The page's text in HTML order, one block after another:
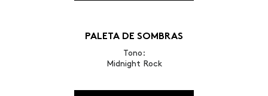
PALETA DE SOMBRAS
Tono:
Midnight Rock